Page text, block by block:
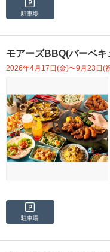
駐車場
モアーズBBQ(バーベ
2026年4月17日(金)〜9月23日(
駐車場